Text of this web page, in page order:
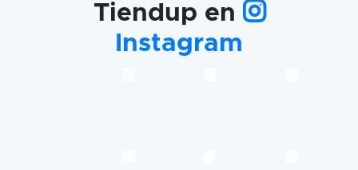
Tiendup en
Instagram